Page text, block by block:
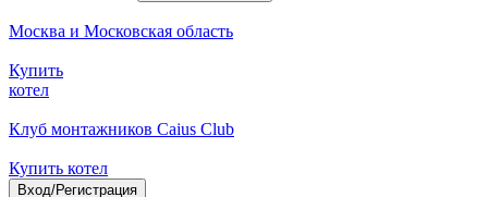
Москва и Московская область
Купить
котел
Клуб монтажников Caius Club
Купить котел
Вход/Регистрация